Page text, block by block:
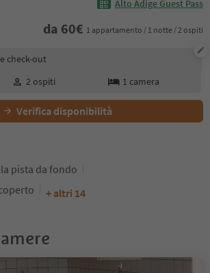
Alto Adige Guest Pass
da 60€ 1 appartamento / 1 notte / 2 ospiti
prenotazione
check-out
2 ospiti 1 camera
Verifica disponibilità
pista da fondo
+ altri 14